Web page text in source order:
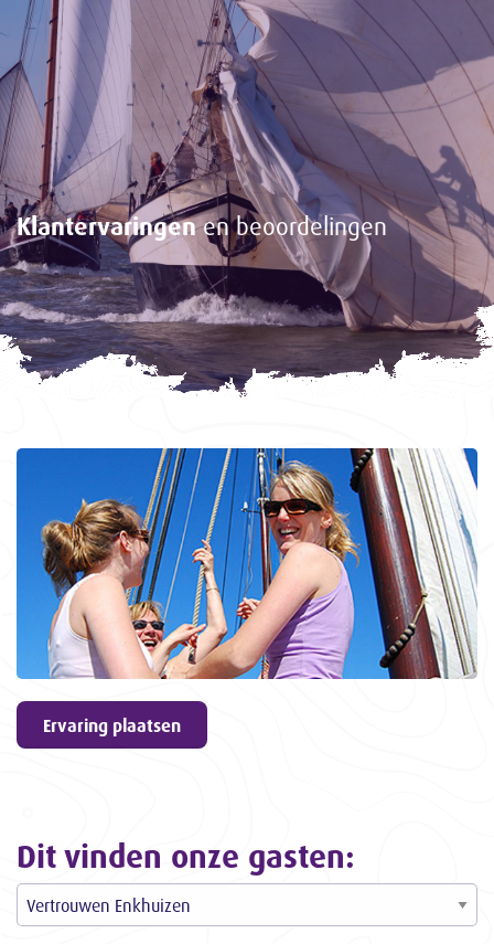
Klantervaringenen beoordelingen
9,6
Gasten
geven
ons een
3057
ervaringen
Ervaring plaatsen
Dit vinden onze gasten: